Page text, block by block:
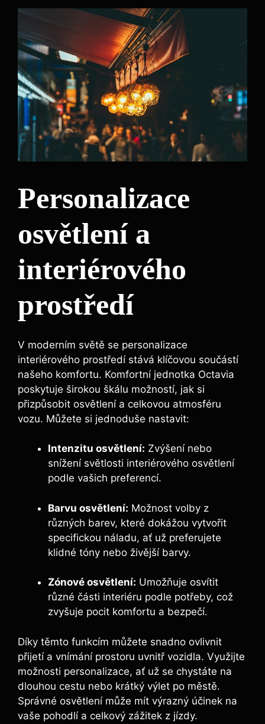
Personalizace
osvětlení a
interiérového
prostředí
V moderním světě se personalizace
interiérového prostředí stává klíčovou součástí
našeho komfortu. Komfortní jednotka Octavia
poskytuje širokou škálu možností, jak si
přizpůsobit osvětlení a celkovou atmosféru
vozu. Můžete si jednoduše nastavit:
Intenzitu osvětlení: Zvýšení nebo
snížení světlosti interiérového osvětlení
podle vašich preferencí.
Barvu osvětlení: Možnost volby z
různých barev, které dokážou vytvořit
specifickou náladu, ať už preferujete
klidné tóny nebo živější barvy.
Zónové osvětlení: Umožňuje osvítit
různé části interiéru podle potřeby, což
zvyšuje pocit komfortu a bezpečí.
Díky těmto funkcím můžete snadno ovlivnit
přijetí a vnímání prostoru uvnitř vozidla. Využijte
možnosti personalizace, ať už se chystáte na
dlouhou cestu nebo krátký výlet po městě.
Správné osvětlení může mít výrazný účinek na
vaše pohodlí a celkový zážitek z jízdy.